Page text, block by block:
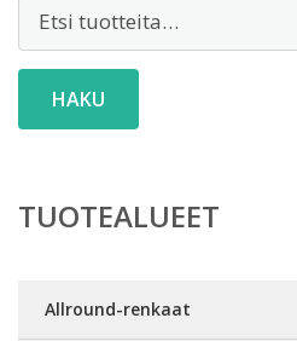
HAKU
TUOTEALUEET
Allround-renkaat